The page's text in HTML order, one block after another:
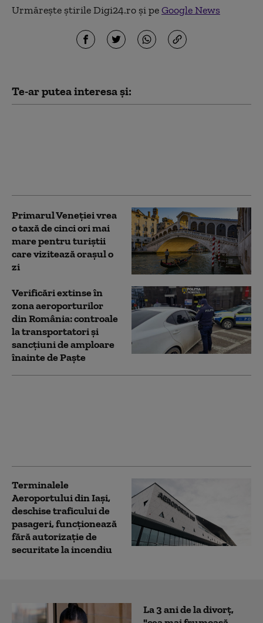
Urmărește știrile Digi24.ro și peGoogle News
Te-ar putea interesa și:
Primarul Veneției vrea
o taxă de cinci ori mai
mare pentru turiştii
care vizitează oraşul o
zi
Verificări extinse în
zona aeroporturilor
din România: controale
la transportatori și
sancțiuni de amploare
înainte de Paște
Terminalele
Aeroportului din Iași,
deschise traficului de
pasageri, funcționează
fără autorizație de
securitate la incendiu
La 3 ani de la divorț,